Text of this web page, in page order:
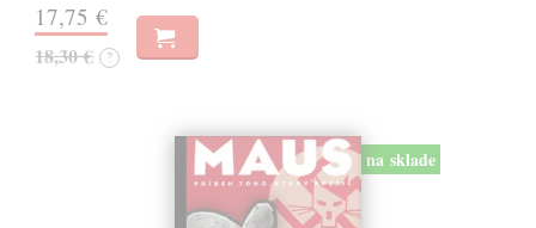
17,75 €
18,30 € ?
na sklade